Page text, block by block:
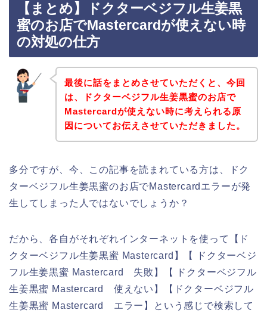
【まとめ】ドクターベジフル生姜黒
蜜のお店でMastercardが使えない時
の対処の仕方
最後に話をまとめさせていただくと、今回
は、ドクターベジフル生姜黒蜜のお店で
Mastercardが使えない時に考えられる原
因についてお伝えさせていただきました。
多分ですが、今、この記事を読まれている方は、ドク
ターベジフル生姜黒蜜のお店でMastercardエラーが発
生してしまった人ではないでしょうか？
だから、各自がそれぞれインターネットを使って【ド
クターベジフル生姜黒蜜 Mastercard】【 ドクターベジ
フル生姜黒蜜 Mastercard 失敗】【 ドクターベジフル
生姜黒蜜 Mastercard 使えない】【ドクターベジフル
生姜黒蜜 Mastercard エラー】という感じで検索して